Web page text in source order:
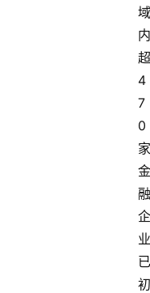
域
内
超
4
7
0
家
金
融
企
业
已
初